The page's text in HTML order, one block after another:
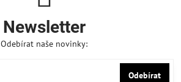
Newsletter
Odebírat naše novinky:
Odebírat